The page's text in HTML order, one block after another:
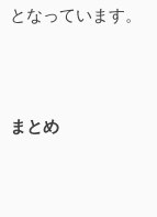
となっています。
まとめ